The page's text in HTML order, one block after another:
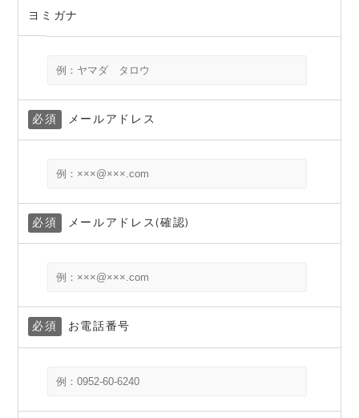
ヨミガナ
必須 メールアドレス
必須 メールアドレス(確認)
必須 お電話番号